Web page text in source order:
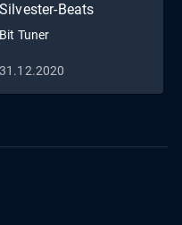
Silvester-Beats
Bit Tuner
31.12.2020